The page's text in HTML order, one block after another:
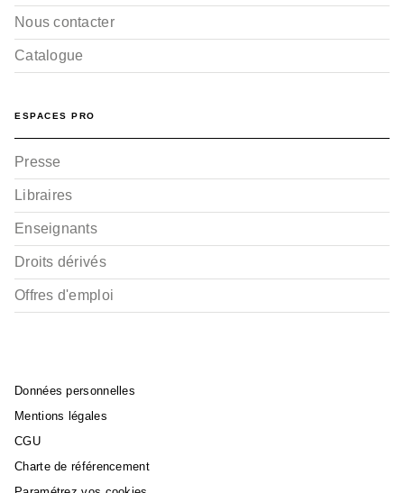
Nous contacter
Catalogue
ESPACES PRO
Presse
Libraires
Enseignants
Droits dérivés
Offres d'emploi
Données personnelles
Mentions légales
CGU
Charte de référencement